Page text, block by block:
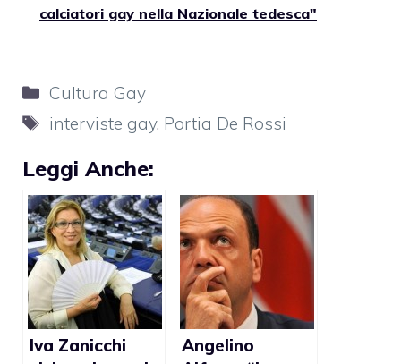
calciatori gay nella Nazionale tedesca"
Categorie
Cultura Gay
Tag
interviste gay, Portia De Rossi
Leggi Anche:
Iva Zanicchi
Angelino